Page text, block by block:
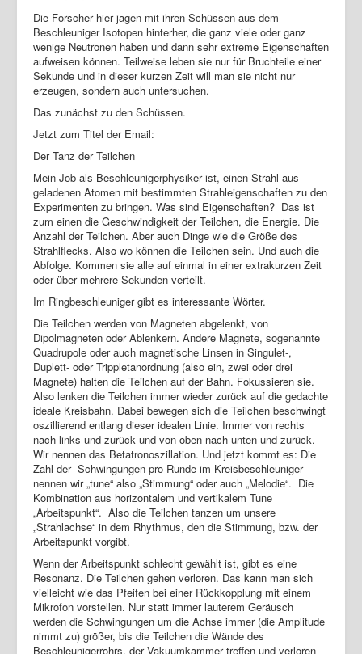
Die Forscher hier jagen mit ihren Schüssen aus dem
Beschleuniger Isotopen hinterher, die ganz viele oder ganz
wenige Neutronen haben und dann sehr extreme Eigenschaften
aufweisen können. Teilweise leben sie nur für Bruchteile einer
Sekunde und in dieser kurzen Zeit will man sie nicht nur
erzeugen, sondern auch untersuchen.
Das zunächst zu den Schüssen.
Jetzt zum Titel der Email:
Der Tanz der Teilchen
Mein Job als Beschleunigerphysiker ist, einen Strahl aus
geladenen Atomen mit bestimmten Strahleigenschaften zu den
Experimenten zu bringen. Was sind Eigenschaften? Das ist
zum einen die Geschwindigkeit der Teilchen, die Energie. Die
Anzahl der Teilchen. Aber auch Dinge wie die Größe des
Strahlflecks. Also wo können die Teilchen sein. Und auch die
Abfolge. Kommen sie alle auf einmal in einer extrakurzen Zeit
oder über mehrere Sekunden verteilt.
Im Ringbeschleuniger gibt es interessante Wörter.
Die Teilchen werden von Magneten abgelenkt, von
Dipolmagneten oder Ablenkern. Andere Magnete, sogenannte
Quadrupole oder auch magnetische Linsen in Singulet-,
Duplett- oder Trippletanordnung (also ein, zwei oder drei
Magnete) halten die Teilchen auf der Bahn. Fokussieren sie.
Also lenken die Teilchen immer wieder zurück auf die gedachte
ideale Kreisbahn. Dabei bewegen sich die Teilchen beschwingt
oszillierend entlang dieser idealen Linie. Immer von rechts
nach links und zurück und von oben nach unten und zurück.
Wir nennen das Betatronoszillation. Und jetzt kommt es: Die
Zahl der Schwingungen pro Runde im Kreisbeschleuniger
nennen wir „tune“ also „Stimmung“ oder auch „Melodie“. Die
Kombination aus horizontalem und vertikalem Tune
„Arbeitspunkt“. Also die Teilchen tanzen um unsere
„Strahlachse“ in dem Rhythmus, den die Stimmung, bzw. der
Arbeitspunkt vorgibt.
Wenn der Arbeitspunkt schlecht gewählt ist, gibt es eine
Resonanz. Die Teilchen gehen verloren. Das kann man sich
vielleicht wie das Pfeifen bei einer Rückkopplung mit einem
Mikrofon vorstellen. Nur statt immer lauterem Geräusch
werden die Schwingungen um die Achse immer (die Amplitude
nimmt zu) größer, bis die Teilchen die Wände des
Beschleunigerrohrs, der Vakuumkammer treffen und verloren